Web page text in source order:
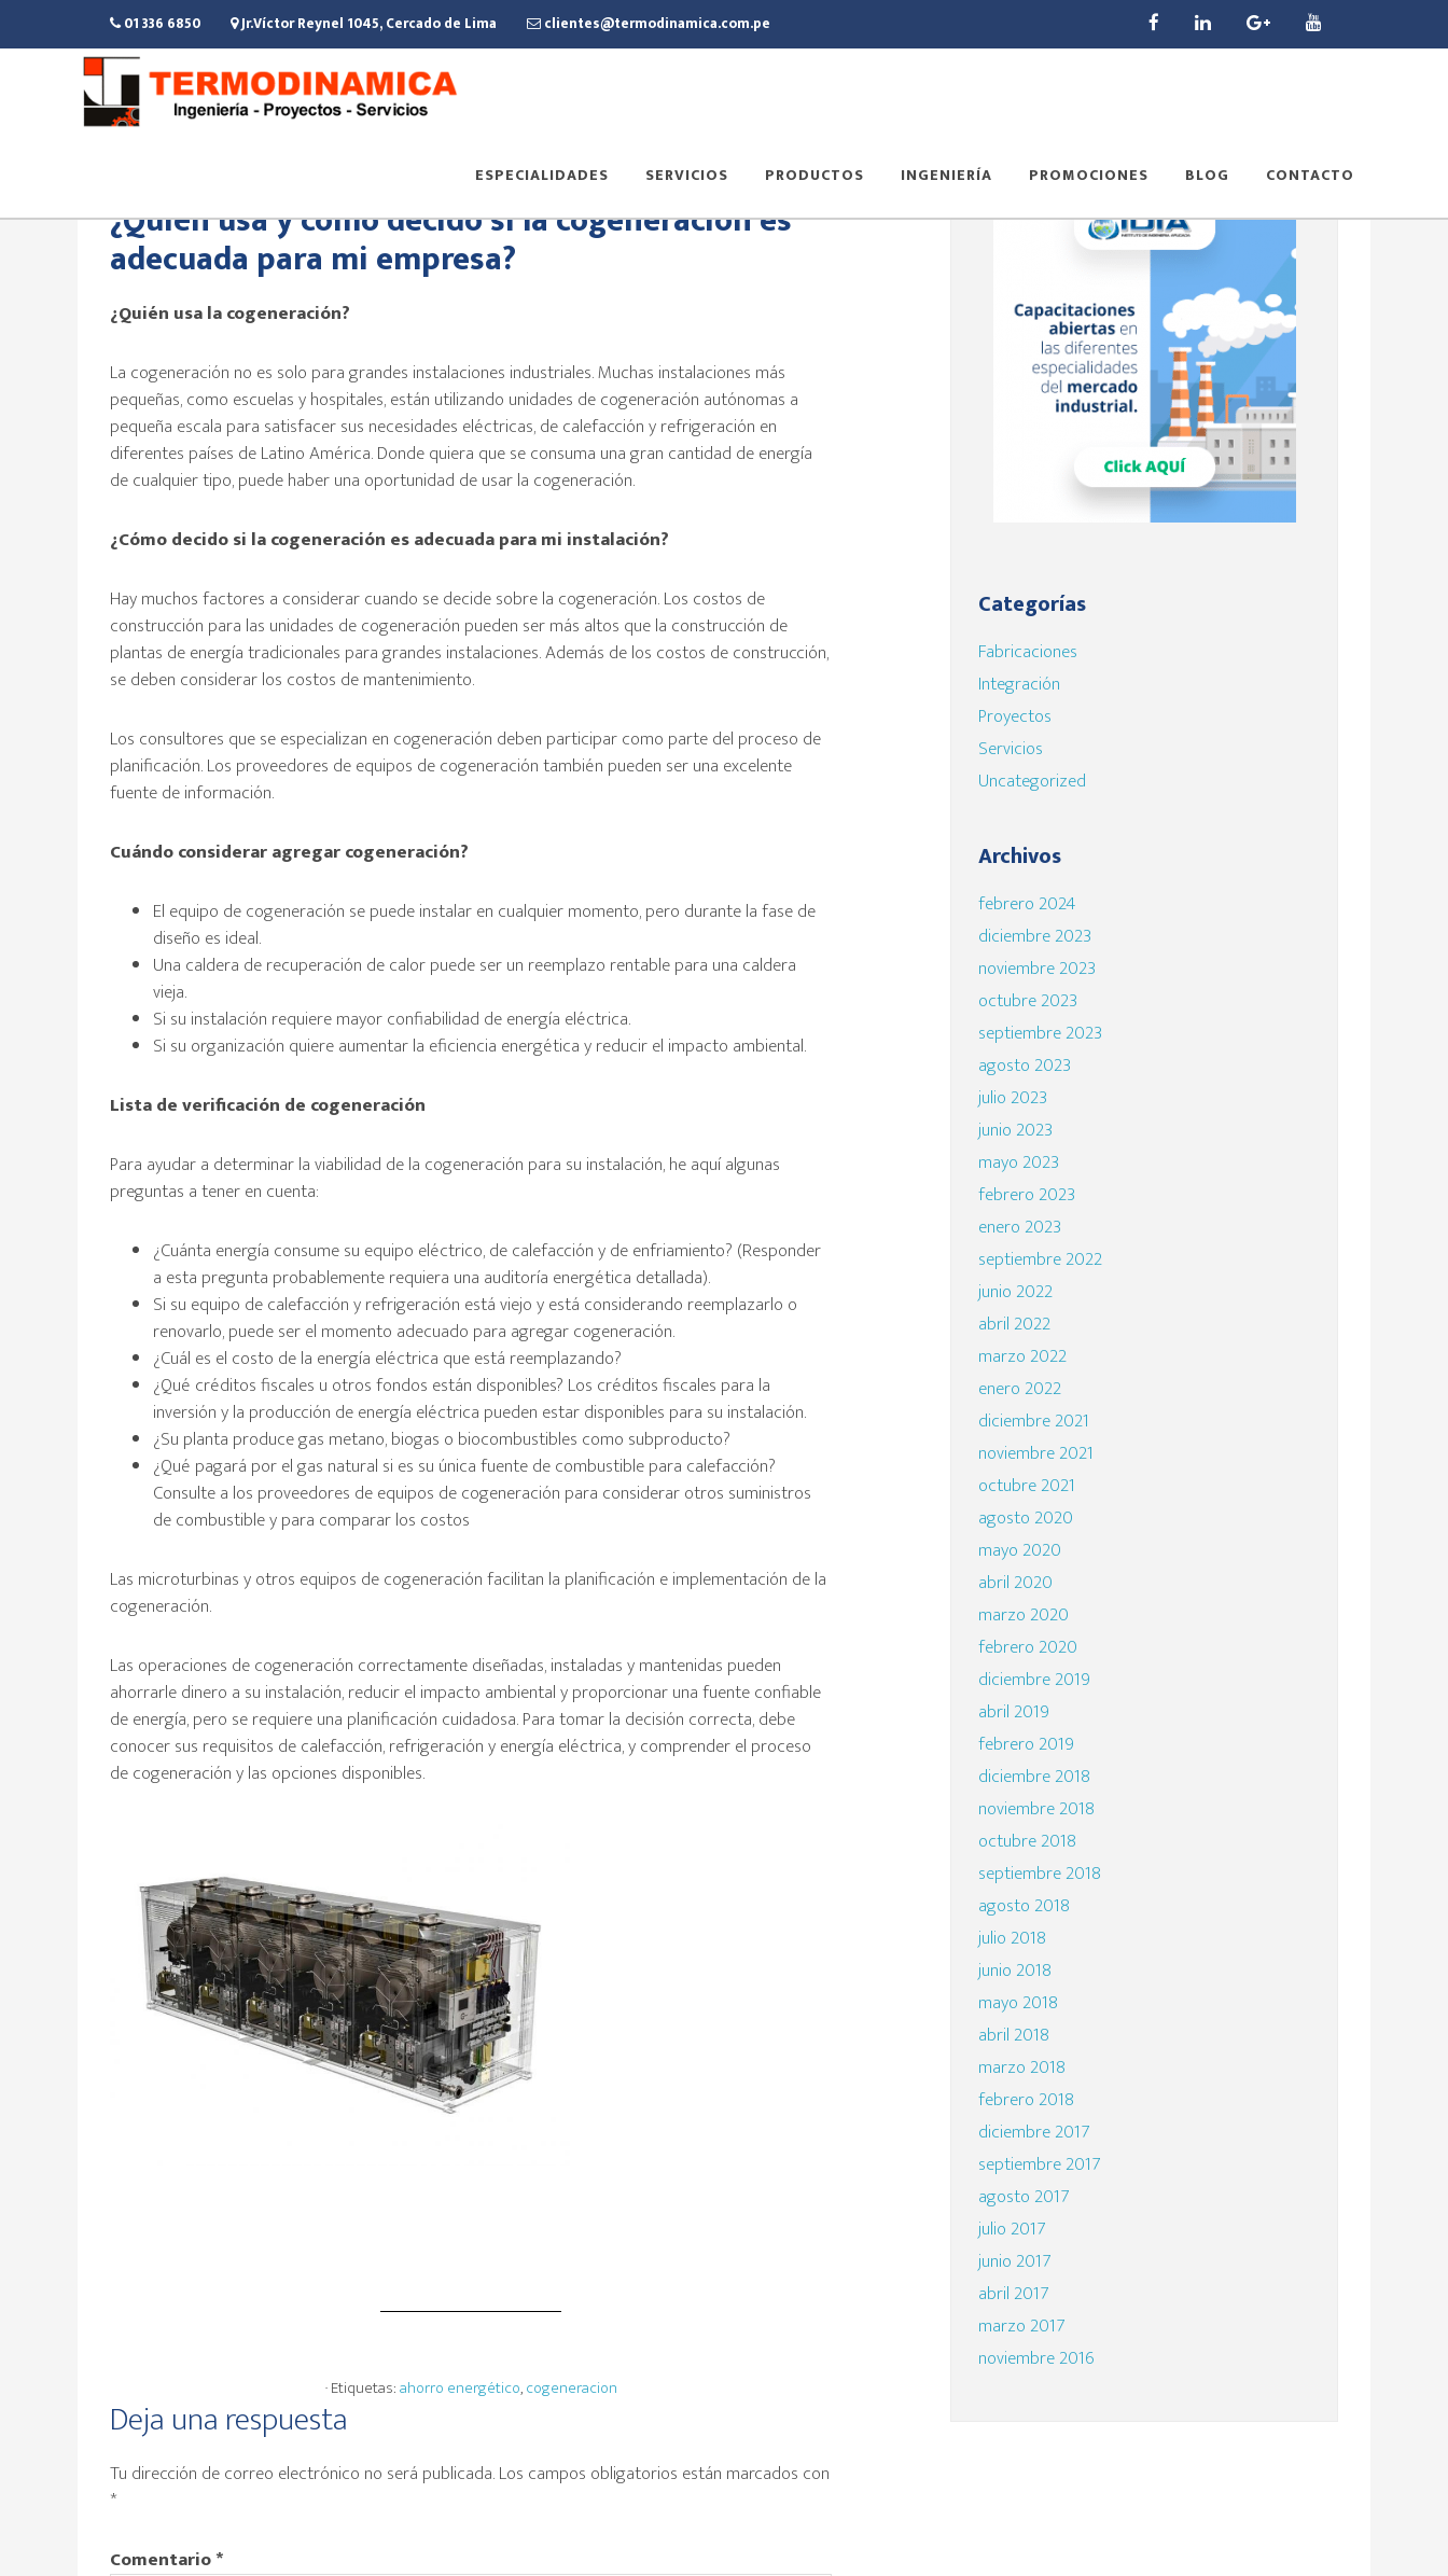
01 336 6850 Jr.Víctor Reynel 1045, Cercado de Lima clientes@termodinamica.com.pe
ESPECIALIDADES SERVICIOS PRODUCTOS INGENIERÍA PROMOCIONES BLOG CONTACTO
¿Quién usa y cómo decido si la cogeneración es
adecuada para mi empresa?
¿Quién usa la cogeneración?
La cogeneración no es solo para grandes instalaciones industriales. Muchas instalaciones más
pequeñas, como escuelas y hospitales, están utilizando unidades de cogeneración autónomas a
pequeña escala para satisfacer sus necesidades eléctricas, de calefacción y refrigeración en
diferentes países de Latino América. Donde quiera que se consuma una gran cantidad de energía
de cualquier tipo, puede haber una oportunidad de usar la cogeneración.
¿Cómo decido si la cogeneración es adecuada para mi instalación?
Hay muchos factores a considerar cuando se decide sobre la cogeneración. Los costos de
construcción para las unidades de cogeneración pueden ser más altos que la construcción de
plantas de energía tradicionales para grandes instalaciones. Además de los costos de construcción,
se deben considerar los costos de mantenimiento.
Los consultores que se especializan en cogeneración deben participar como parte del proceso de
planificación. Los proveedores de equipos de cogeneración también pueden ser una excelente
fuente de información.
Cuándo considerar agregar cogeneración?
El equipo de cogeneración se puede instalar en cualquier momento, pero durante la fase de
diseño es ideal.
Una caldera de recuperación de calor puede ser un reemplazo rentable para una caldera
vieja.
Si su instalación requiere mayor confiabilidad de energía eléctrica.
Si su organización quiere aumentar la eficiencia energética y reducir el impacto ambiental.
Lista de verificación de cogeneración
Para ayudar a determinar la viabilidad de la cogeneración para su instalación, he aquí algunas
preguntas a tener en cuenta:
¿Cuánta energía consume su equipo eléctrico, de calefacción y de enfriamiento? (Responder
a esta pregunta probablemente requiera una auditoría energética detallada).
Si su equipo de calefacción y refrigeración está viejo y está considerando reemplazarlo o
renovarlo, puede ser el momento adecuado para agregar cogeneración.
¿Cuál es el costo de la energía eléctrica que está reemplazando?
¿Qué créditos fiscales u otros fondos están disponibles? Los créditos fiscales para la
inversión y la producción de energía eléctrica pueden estar disponibles para su instalación.
¿Su planta produce gas metano, biogas o biocombustibles como subproducto?
¿Qué pagará por el gas natural si es su única fuente de combustible para calefacción?
Consulte a los proveedores de equipos de cogeneración para considerar otros suministros
de combustible y para comparar los costos
Las microturbinas y otros equipos de cogeneración facilitan la planificación e implementación de la
cogeneración.
Las operaciones de cogeneración correctamente diseñadas, instaladas y mantenidas pueden
ahorrarle dinero a su instalación, reducir el impacto ambiental y proporcionar una fuente confiable
de energía, pero se requiere una planificación cuidadosa. Para tomar la decisión correcta, debe
conocer sus requisitos de calefacción, refrigeración y energía eléctrica, y comprender el proceso
de cogeneración y las opciones disponibles.
· Etiquetas:ahorro energético,cogeneracion
Interacciones
con
los
lectores
Deja una respuesta
Tu dirección de correo electrónico no será publicada.Los campos obligatorios están marcados con
*
Comentario*
Barra
principal
Categorías
Fabricaciones
Integración
Proyectos
Servicios
Uncategorized
Archivos
febrero 2024
diciembre 2023
noviembre 2023
octubre 2023
septiembre 2023
agosto 2023
julio 2023
junio 2023
mayo 2023
febrero 2023
enero 2023
septiembre 2022
junio 2022
abril 2022
marzo 2022
enero 2022
diciembre 2021
noviembre 2021
octubre 2021
agosto 2020
mayo 2020
abril 2020
marzo 2020
febrero 2020
diciembre 2019
abril 2019
febrero 2019
diciembre 2018
noviembre 2018
octubre 2018
septiembre 2018
agosto 2018
julio 2018
junio 2018
mayo 2018
abril 2018
marzo 2018
febrero 2018
diciembre 2017
septiembre 2017
agosto 2017
julio 2017
junio 2017
abril 2017
marzo 2017
noviembre 2016